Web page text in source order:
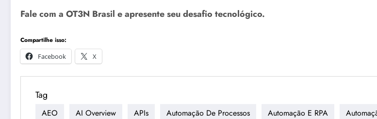
Fale com a OT3N Brasil e apresente seu desafio tecnológico.
Compartilhe isso:
Facebook
X
Tag
AEO AI Overview APIs Automação De Processos Automação E RPA